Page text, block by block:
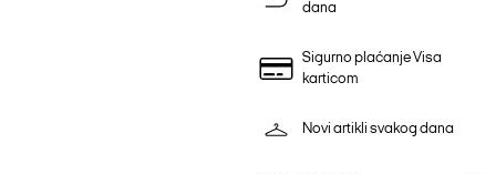
dana
Sigurno plaćanje Visa
karticom
Novi artikli svakog dana